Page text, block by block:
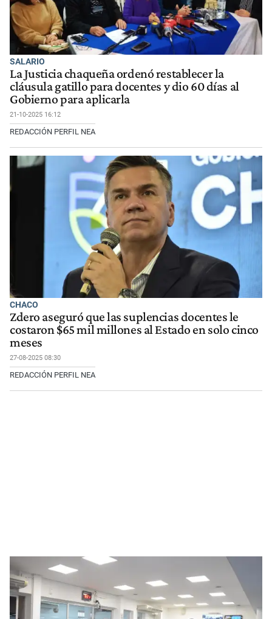
SALARIO
La Justicia chaqueña ordenó restablecer la
cláusula gatillo para docentes y dio 60 días al
Gobierno para aplicarla
21-10-2025 16:12
REDACCIÓN PERFIL NEA
CHACO
Zdero aseguró que las suplencias docentes le
costaron $65 mil millones al Estado en solo cinco
meses
27-08-2025 08:30
REDACCIÓN PERFIL NEA